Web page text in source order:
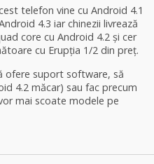
telefon vine cu Android 4.1
4.3 iar chinezii livrează
core cu Android 4.2 și cer
cu Erupția 1/2 din preț.
ofere suport software, să
4.2 măcar) sau fac precum
mai scoate modele pe